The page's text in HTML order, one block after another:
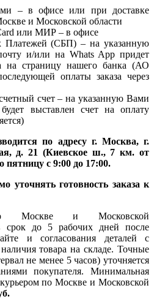
– в офисе или при доставке
и Московской области
или МИР – в офисе
Платежей (СБП) – на указанную
и/или на Whats App придет
на страницу нашего банка (АО
оплаты заказа через
счет – на указанную Вами
выставлен счет на оплату
по адресу г. Москва, г.
д. 21 (Киевское ш., 7 км. от
с 9:00 до 17:00.
уточнять готовность заказа к
Москве и Московской
срок до 5 рабочих дней после
и согласования деталей с
товара на складе. Точные
не менее 5 часов) уточняется
покупателя. Минимальная
по Москве и Московской